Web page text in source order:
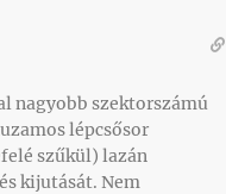
nagyobb szektorszámú
lépcsősor
szűkül) lazán
kijutását. Nem